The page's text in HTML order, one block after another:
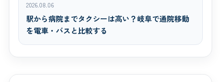
2026.08.06
駅から病院までタクシーは高い？岐阜で通院移動
を電車・バスと比較する